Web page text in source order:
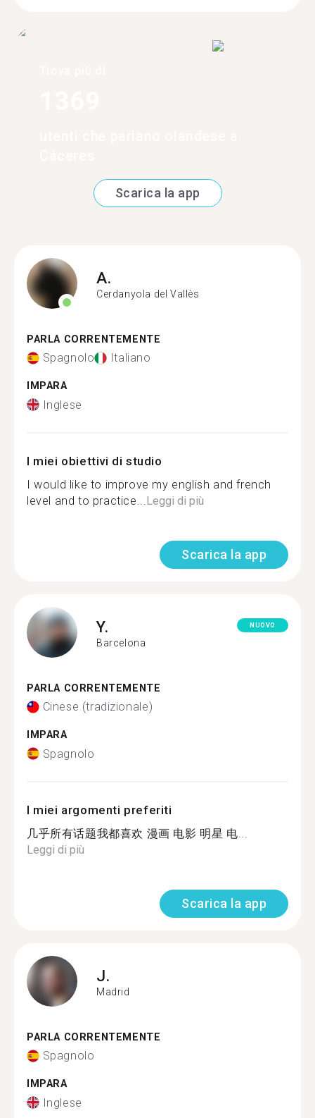
Scarica la app
A.
Cerdanyola del Vallès
PARLA CORRENTEMENTE
Spagnolo Italiano
IMPARA
Inglese
I miei obiettivi di studio
I would like to improve my english and french
level and to practice... Leggi di più
Scarica la app
Y.
Barcelona
NUOVO
PARLA CORRENTEMENTE
Cinese (tradizionale)
IMPARA
Spagnolo
I miei argomenti preferiti
几乎所有话题我都喜欢 漫画 电影 明星 电...
Leggi di più
Scarica la app
J.
Madrid
PARLA CORRENTEMENTE
Spagnolo
IMPARA
Inglese